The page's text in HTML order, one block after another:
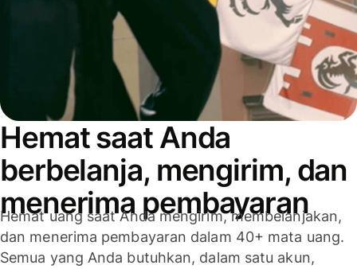
Hemat saat Anda
berbelanja, mengirim, dan
menerima pembayaran
Hemat uang saat Anda mengirim, membelanjakan,
dan menerima pembayaran dalam 40+ mata uang.
Semua yang Anda butuhkan, dalam satu akun,